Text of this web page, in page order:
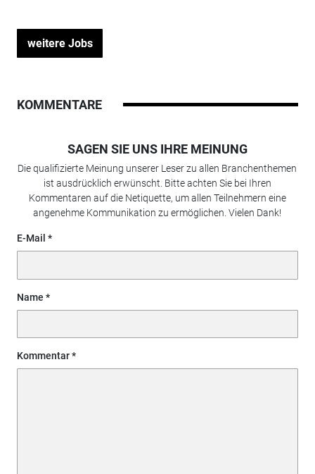
weitere Jobs
KOMMENTARE
SAGEN SIE UNS IHRE MEINUNG
Die qualifizierte Meinung unserer Leser zu allen Branchenthemen
ist ausdrücklich erwünscht. Bitte achten Sie bei Ihren
Kommentaren auf die Netiquette, um allen Teilnehmern eine
angenehme Kommunikation zu ermöglichen. Vielen Dank!
E-Mail
Name
Kommentar